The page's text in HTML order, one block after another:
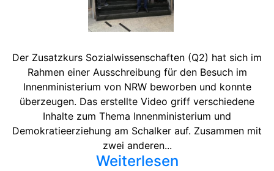
Der Zusatzkurs Sozialwissenschaften (Q2) hat sich im
Rahmen einer Ausschreibung für den Besuch im
Innenministerium von NRW beworben und konnte
überzeugen. Das erstellte Video griff verschiedene
Inhalte zum Thema Innenministerium und
Demokratieerziehung am Schalker auf. Zusammen mit
zwei anderen...
Weiterlesen